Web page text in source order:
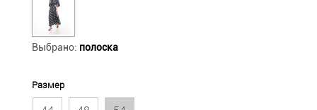
Выбрано: полоска
Размер